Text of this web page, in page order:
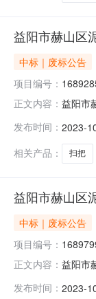
益阳市赫山区
中标｜废标公告
项目编号：
正文内容： 益阳市
说明:
地址：
发布时间： 2023-
相关产品：
扫把
益阳市赫山区
中标｜废标公告
项目编号：
正文内容： 益阳市
型:采
发布时间： 2023-